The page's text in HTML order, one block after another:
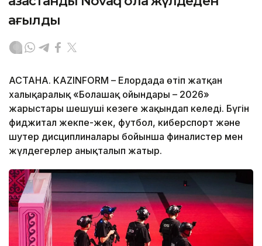
қағылды
АСТАНА. KAZINFORM – Елордада өтіп жатқан
халықаралық «Болашақ ойындары – 2026»
жарыстары шешуші кезеңге жақындап келеді. Бүгін
фиджитал жекпе-жек, футбол, киберспорт және
шутер дисциплиналары бойынша финалистер мен
жүлдегерлер анықталып жатыр.